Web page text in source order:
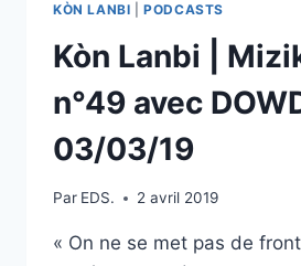
KÒN LANBI |PODCASTS
Kòn Lanbi |
n°49 avec
03/03/19
Par EDS. 2 avril 2019
« On ne se met pas de